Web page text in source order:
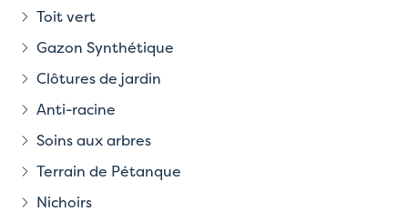
Toit vert
Gazon Synthétique
Clôtures de jardin
Anti-racine
Soins aux arbres
Terrain de Pétanque
Nichoirs